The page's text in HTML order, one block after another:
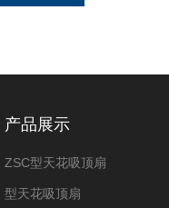
产品展示
ZSC型天花吸顶扇
型天花吸顶扇